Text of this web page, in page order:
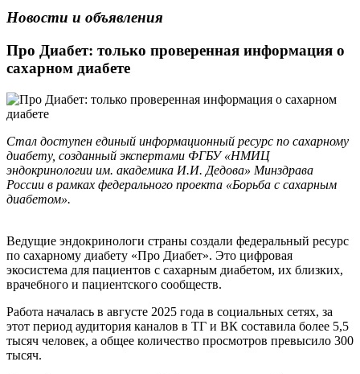
Новости и объявления
Про Диабет: только проверенная информация о
сахарном диабете
Стал доступен единый информационный ресурс по сахарному
диабету, созданный экспертами ФГБУ «НМИЦ
эндокринологии им. академика И.И. Дедова» Минздрава
России в рамках федерального проекта «Борьба с сахарным
диабетом».
Ведущие эндокринологи страны создали федеральный ресурс
по сахарному диабету «Про Диабет». Это цифровая
экосистема для пациентов с сахарным диабетом, их близких,
врачебного и пациентского сообществ.
Работа началась в августе 2025 года в социальных сетях, за
этот период аудитория каналов в ТГ и ВК составила более 5,5
тысяч человек, а общее количество просмотров превысило 300
тысяч.